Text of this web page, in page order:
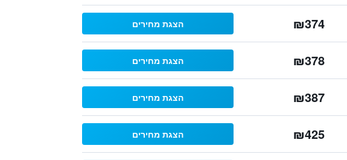
₪374 הצגת מחירים
₪378 הצגת מחירים
₪387 הצגת מחירים
₪425 הצגת מחירים